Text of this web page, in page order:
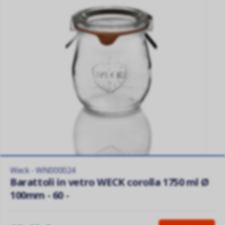
Weck - WN000024
Barattoli in vetro WECK corolla 1750 ml Ø
100mm - 60 -